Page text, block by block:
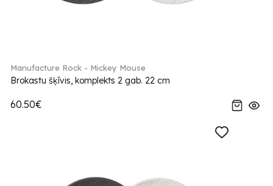
Manufacture Rock - Mickey Mouse
Brokastu šķīvis, komplekts 2 gab. 22 cm
60.50€